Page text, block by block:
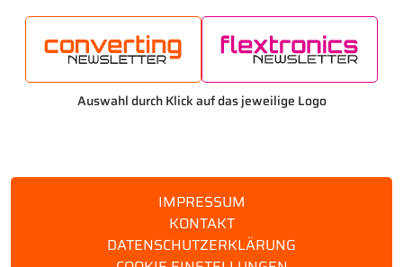
Auswahl durch Klick auf das jeweilige Logo
IMPRESSUM
KONTAKT
DATENSCHUTZERKLÄRUNG